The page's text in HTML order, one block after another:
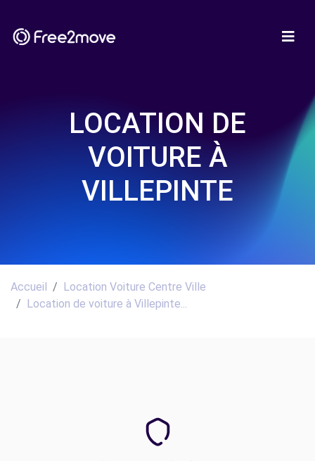
LOCATION DE
VOITURE À
VILLEPINTE
Accueil
Location Voiture Centre Ville
Location de voiture à Villepinte...